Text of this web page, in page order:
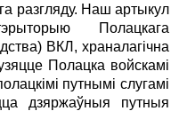
разгляду. Наш артыкул
Полацкага
ВКЛ, храналагічна
Полацка войскамі
путнымі слугамі
дзяржаўныя путныя